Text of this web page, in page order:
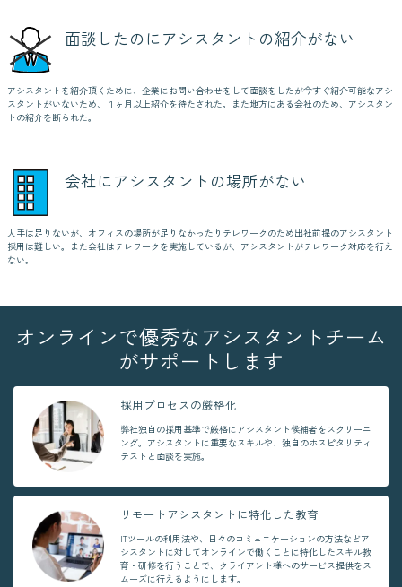
面談したのにアシスタントの紹介がない
アシスタントを紹介頂くために、企業にお問い合わせをして面談をしたが今すぐ紹介可能なアシ
スタントがいないため、１ヶ月以上紹介を待たされた。また地方にある会社のため、アシスタン
トの紹介を断られた。
会社にアシスタントの場所がない
人手は足りないが、オフィスの場所が足りなかったりテレワークのため出社前提のアシスタント
採用は難しい。また会社はテレワークを実施しているが、アシスタントがテレワーク対応を行え
ない。
オンラインで優秀なアシスタントチーム
がサポートします
採用プロセスの厳格化
弊社独自の採用基準で厳格にアシスタント候補者をスクリーニ
ング。アシスタントに重要なスキルや、独自のホスピタリティ
テストと面談を実施。
リモートアシスタントに特化した教育
ITツールの利用法や、日々のコミュニケーションの方法などア
シスタントに対してオンラインで働くことに特化したスキル教
育・研修を行うことで、クライアント様へのサービス提供をス
ムーズに行えるようにします。